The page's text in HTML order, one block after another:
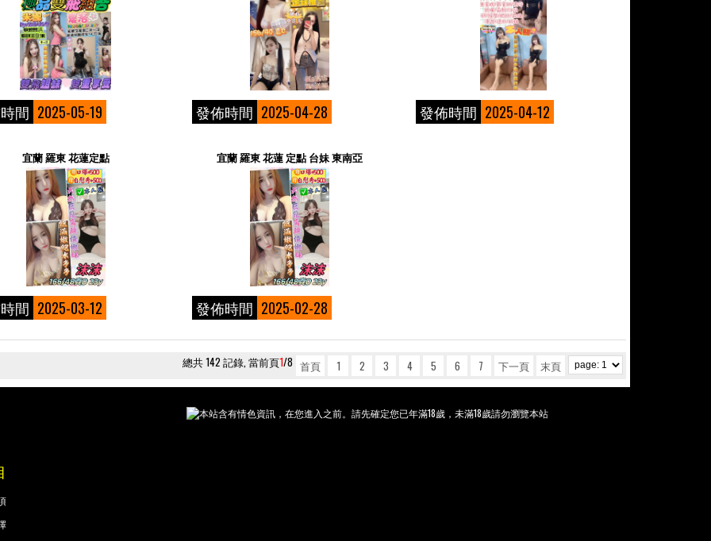
間 2025-05-19 發佈時間 2025-04-28 發佈時間 2025-04-12
宜蘭 羅東 花蓮定點
間 2025-03-12
宜蘭 羅東 花蓮 定點 台妹 東南亞
發佈時間 2025-02-28
總共 142 記錄, 當前頁1/8 首頁 1 2 3 4 5 6 7 下一頁 末頁
本站含有情色資訊，在您進入之前。請先確定您已年滿18歲，未滿18歲請勿瀏覽本站